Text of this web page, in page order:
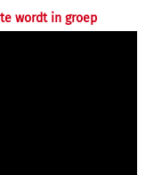
wordt in groep